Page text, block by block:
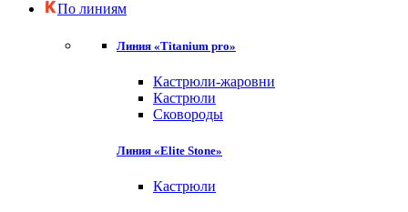
По линиям
Линия «Titanium pro»
Кастрюли-жаровни
Кастрюли
Сковороды
Линия «Elite Stone»
Кастрюли